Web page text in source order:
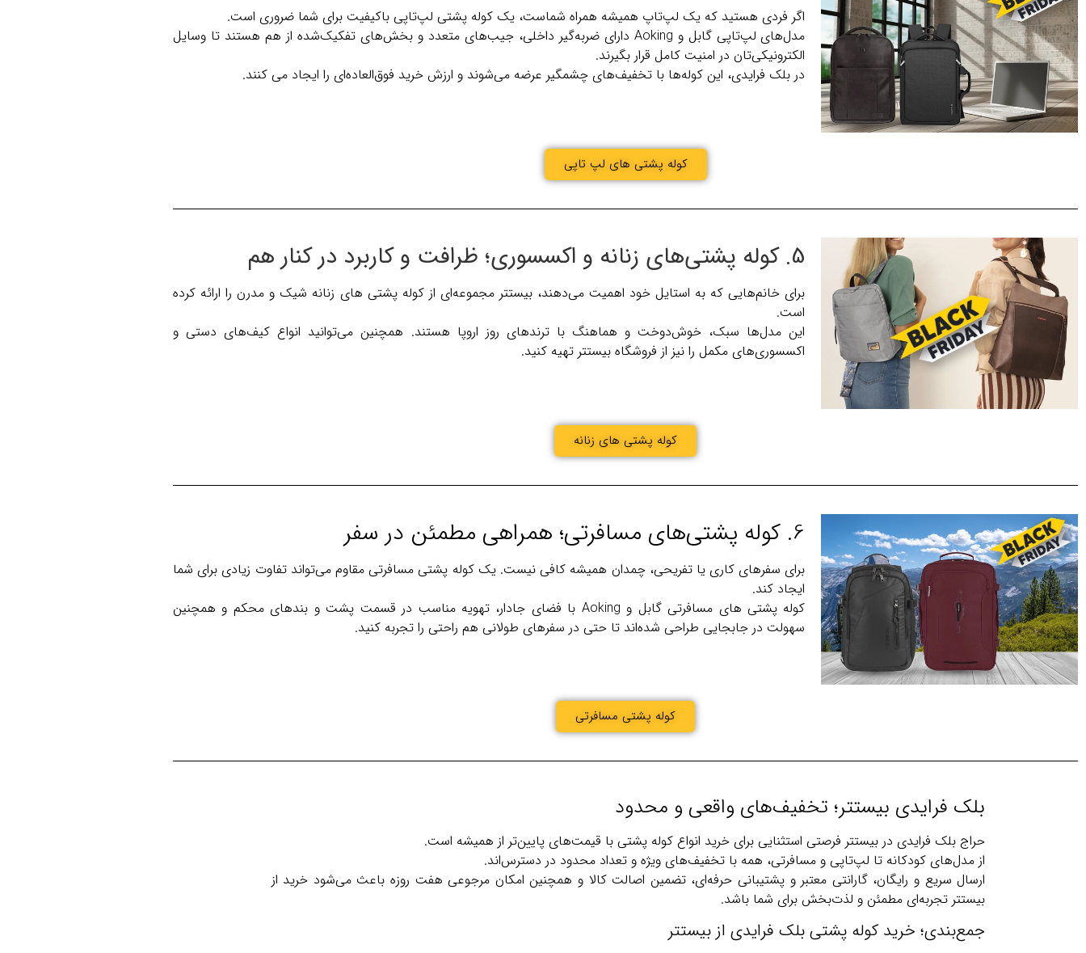
اگر فردی هستید که یک لپ‌تاپ همیشه همراه شماست، یک کوله پشتی لپ‌تاپی باکیفیت برای شما ضروری است.
مدل‌های لپ‌تاپی گابل و Aoking دارای ضربه‌گیر داخلی، جیب‌های متعدد و بخش‌های تفکیک‌شده از هم هستند تا وسایل
الکترونیکی‌تان در امنیت کامل قرار بگیرند.
در بلک فرایدی، این کوله‌ها با تخفیف‌های چشمگیر عرضه می‌شوند و ارزش خرید فوق‌العاده‌ای را ایجاد می کنند.
کوله پشتی های لپ تاپی
5. کوله پشتی‌های زنانه و اکسسوری؛ ظرافت و کاربرد در کنار هم
برای خانم‌هایی که به استایل خود اهمیت می‌دهند، بیستتر مجموعه‌ای از کوله‌ پشتی های زنانه شیک و مدرن را ارائه کرده
است.
این مدل‌ها سبک، خوش‌دوخت و هماهنگ با ترندهای روز اروپا هستند. همچنین می‌توانید انواع کیف‌های دستی و
اکسسوری‌های مکمل را نیز از فروشگاه بیستتر تهیه کنید.
کوله پشتی های زنانه
6. کوله پشتی‌های مسافرتی؛ همراهی مطمئن در سفر
برای سفرهای کاری یا تفریحی، چمدان همیشه کافی نیست. یک کوله پشتی مسافرتی مقاوم می‌تواند تفاوت زیادی برای شما
ایجاد کند.
کوله‌ پشتی های مسافرتی گابل و Aoking با فضای جادار، تهویه مناسب در قسمت پشت و بندهای محکم و همچنین
سهولت در جابجایی طراحی شده‌اند تا حتی در سفرهای طولانی هم راحتی را تجربه کنید.
کوله پشتی مسافرتی
بلک فرایدی بیستتر؛ تخفیف‌های واقعی و محدود
حراج بلک فرایدی در بیستتر فرصتی استثنایی برای خرید انواع کوله پشتی با قیمت‌های پایین‌تر از همیشه است.
از مدل‌های کودکانه تا لپ‌تاپی و مسافرتی، همه با تخفیف‌های ویژه و تعداد محدود در دسترس‌اند.
ارسال سریع و رایگان، گارانتی معتبر و پشتیبانی حرفه‌ای، تضمین اصالت کالا و همچنین امکان مرجوعی هفت روزه باعث می‌شود خرید از
بیستتر تجربه‌ای مطمئن و لذت‌بخش برای شما باشد.
جمع‌بندی؛ خرید کوله پشتی بلک فرایدی از بیستتر